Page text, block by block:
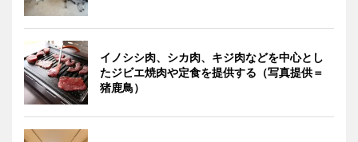
イノシシ肉、シカ肉、キジ肉などを中心とし
たジビエ焼肉や定食を提供する（写真提供＝
猪鹿鳥）